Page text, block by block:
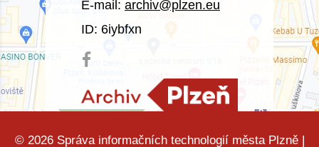
E-mail: archiv@plzen.eu
ID: 6iybfxn
© 2026 Správa informačních technologií města Plzně|